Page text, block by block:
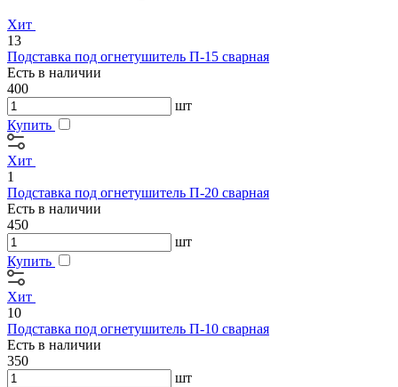
Хит
13
Подставка под огнетушитель П-15 сварная
Есть в наличии
400
шт
Купить
Хит
1
Подставка под огнетушитель П-20 сварная
Есть в наличии
450
шт
Купить
Хит
10
Подставка под огнетушитель П-10 сварная
Есть в наличии
350
шт